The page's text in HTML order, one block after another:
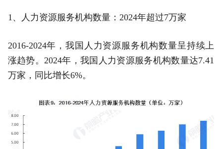
1、人力资源服务机构数量：2024年超过7万家
2016-2024年，我国人力资源服务机构数量呈持续上
涨趋势。2024年，我国人力资源服务机构数量达7.41
万家，同比增长6%。